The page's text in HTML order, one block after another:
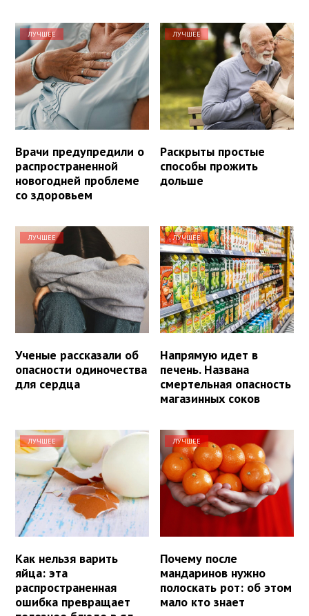
ЛУЧШЕЕ
Врачи предупредили о
распространенной
новогодней проблеме
со здоровьем
ЛУЧШЕЕ
Раскрыты простые
способы прожить
дольше
ЛУЧШЕЕ
Ученые рассказали об
опасности одиночества
для сердца
ЛУЧШЕЕ
Напрямую идет в
печень. Названа
смертельная опасность
магазинных соков
ЛУЧШЕЕ
Как нельзя варить
яйца: эта
распространенная
ошибка превращает
ЛУЧШЕЕ
Почему после
мандаринов нужно
полоскать рот: об этом
мало кто знает